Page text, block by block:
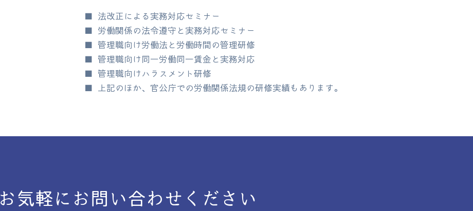
■ 法改正による実務対応セミナー
■ 労働関係の法令遵守と実務対応セミナー
■ 管理職向け労働法と労働時間の管理研修
■ 管理職向け同一労働同一賃金と実務対応
■ 管理職向けハラスメント研修
■ 上記のほか、官公庁での労働関係法規の研修実績もあります。
お気軽にお問い合わせください